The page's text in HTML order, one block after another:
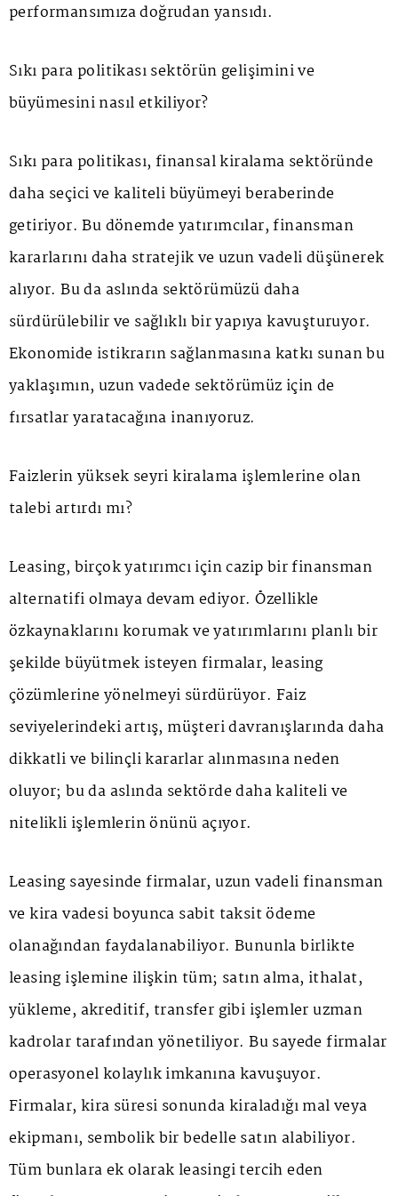
performansımıza doğrudan yansıdı.
Sıkı para politikası sektörün gelişimini ve
büyümesini nasıl etkiliyor?
Sıkı para politikası, finansal kiralama sektöründe
daha seçici ve kaliteli büyümeyi beraberinde
getiriyor. Bu dönemde yatırımcılar, finansman
kararlarını daha stratejik ve uzun vadeli düşünerek
alıyor. Bu da aslında sektörümüzü daha
sürdürülebilir ve sağlıklı bir yapıya kavuşturuyor.
Ekonomide istikrarın sağlanmasına katkı sunan bu
yaklaşımın, uzun vadede sektörümüz için de
fırsatlar yaratacağına inanıyoruz.
Faizlerin yüksek seyri kiralama işlemlerine olan
talebi artırdı mı?
Leasing, birçok yatırımcı için cazip bir finansman
alternatifi olmaya devam ediyor. Özellikle
özkaynaklarını korumak ve yatırımlarını planlı bir
şekilde büyütmek isteyen firmalar, leasing
çözümlerine yönelmeyi sürdürüyor. Faiz
seviyelerindeki artış, müşteri davranışlarında daha
dikkatli ve bilinçli kararlar alınmasına neden
oluyor; bu da aslında sektörde daha kaliteli ve
nitelikli işlemlerin önünü açıyor.
Leasing sayesinde firmalar, uzun vadeli finansman
ve kira vadesi boyunca sabit taksit ödeme
olanağından faydalanabiliyor. Bununla birlikte
leasing işlemine ilişkin tüm; satın alma, ithalat,
yükleme, akreditif, transfer gibi işlemler uzman
kadrolar tarafından yönetiliyor. Bu sayede firmalar
operasyonel kolaylık imkanına kavuşuyor.
Firmalar, kira süresi sonunda kiraladığı mal veya
ekipmanı, sembolik bir bedelle satın alabiliyor.
Tüm bunlara ek olarak leasingi tercih eden